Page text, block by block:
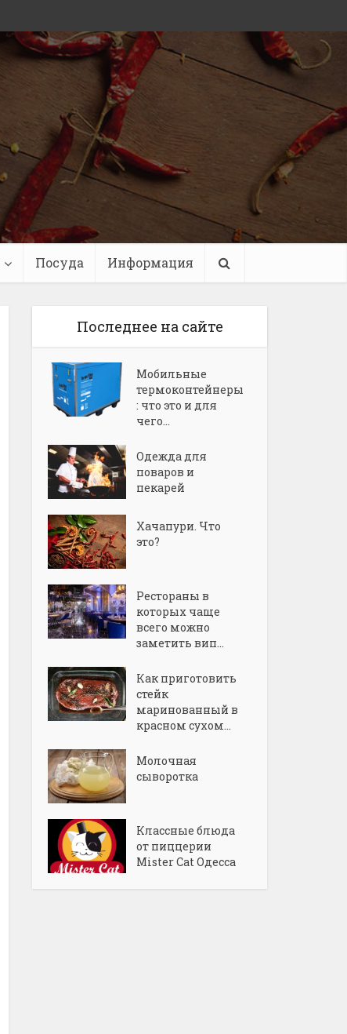
Посуда Информация
Последнее на сайте
Мобильные
термоконтейнеры
: что это и для
чего...
Одежда для
поваров и
пекарей
Хачапури. Что
это?
Рестораны в
которых чаще
всего можно
заметить вип...
Как приготовить
стейк
маринованный в
красном сухом...
Молочная
сыворотка
Классные блюда
от пиццерии
Mister Cat Одесса